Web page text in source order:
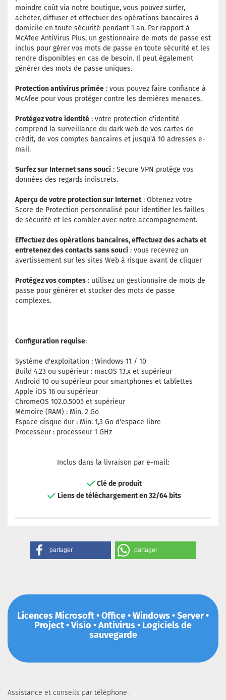
moindre coût via notre boutique, vous pouvez surfer,
acheter, diffuser et effectuer des opérations bancaires à
domicile en toute sécurité pendant 1 an. Par rapport à
McAfee AntiVirus Plus, un gestionnaire de mots de passe est
inclus pour gérer vos mots de passe en toute sécurité et les
rendre disponibles en cas de besoin. Il peut également
générer des mots de passe uniques.
Protection antivirus primée : vous pouvez faire confiance à
McAfee pour vous protéger contre les dernières menaces.
Protégez votre identité : votre protection d'identité
comprend la surveillance du dark web de vos cartes de
crédit, de vos comptes bancaires et jusqu'à 10 adresses e-
mail.
Surfez sur Internet sans souci : Secure VPN protège vos
données des regards indiscrets.
Aperçu de votre protection sur Internet: Obtenez votre
Score de Protection personnalisé pour identifier les failles
de sécurité et les combler avec notre accompagnement.
Effectuez des opérations bancaires, effectuez des achats et
entretenez des contacts sans souci : vous recevrez un
avertissement sur les sites Web à risque avant de cliquer
Protégez vos comptes : utilisez un gestionnaire de mots de
passe pour générer et stocker des mots de passe
complexes.
Configuration requise:
Système d'exploitation : Windows 11 / 10
Build 4.23 ou supérieur : macOS 13.x et supérieur
Android 10 ou supérieur pour smartphones et tablettes
Apple iOS 16 ou supérieur
ChromeOS 102.0.5005 et supérieur
Mémoire (RAM) : Min. 2 Go
Espace disque dur : Min. 1,3 Go d'espace libre
Processeur : processeur 1 GHz
Inclus dans la livraison par e-mail:
Clé de produit
Liens de téléchargement en 32/64 bits
partager partager
Licences Microsoft • Office • Windows • Server •
Project • Visio • Antivirus • Logiciels de
sauvegarde
Assistance et conseils par téléphone :